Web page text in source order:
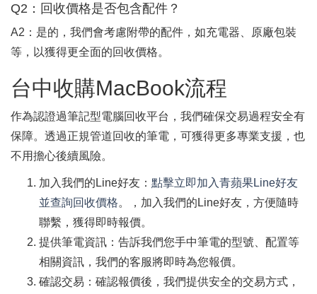
Q2：回收價格是否包含配件？
A2：是的，我們會考慮附帶的配件，如充電器、原廠包裝
等，以獲得更全面的回收價格。
台中收購MacBook流程
作為認證過筆記型電腦回收平台，我們確保交易過程安全有
保障。透過正規管道回收的筆電，可獲得更多專業支援，也
不用擔心後續風險。
加入我們的Line好友： 點擊立即加入青蘋果Line好友
並查詢回收價格。​​，加入我們的Line好友，方便隨時
聯繫，獲得即時報價。
提供筆電資訊：告訴我們您手中筆電的型號、配置等
相關資訊，我們的客服將即時為您報價。
確認交易：確認報價後，我們提供安全的交易方式，